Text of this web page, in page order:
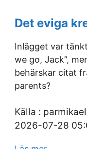
Det eviga
Inlägget var
we go, Jack”,
behärskar citat
parents?
Källa :
2026-07-28